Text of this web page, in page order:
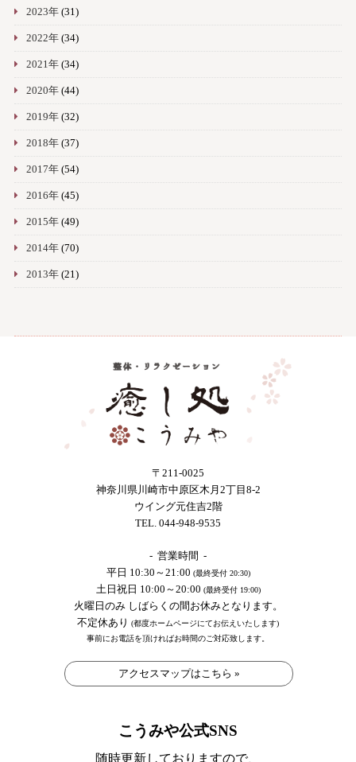
2023年(31)
2022年(34)
2021年(34)
2020年(44)
2019年(32)
2018年(37)
2017年(54)
2016年(45)
2015年(49)
2014年(70)
2013年(21)
〒211-0025
神奈川県川崎市中原区木月2丁目8-2
ウイング元住吉2階
TEL. 044-948-9535
- 営業時間 -
平日 10:30～21:00 (最終受付 20:30)
土日祝日 10:00～20:00 (最終受付 19:00)
火曜日のみ しばらくの間お休みとなります。
不定休あり (都度ホームページにてお伝えいたします)
事前にお電話を頂ければお時間のご対応致します。
アクセスマップはこちら »
こうみや公式SNS
随時更新しておりますので、